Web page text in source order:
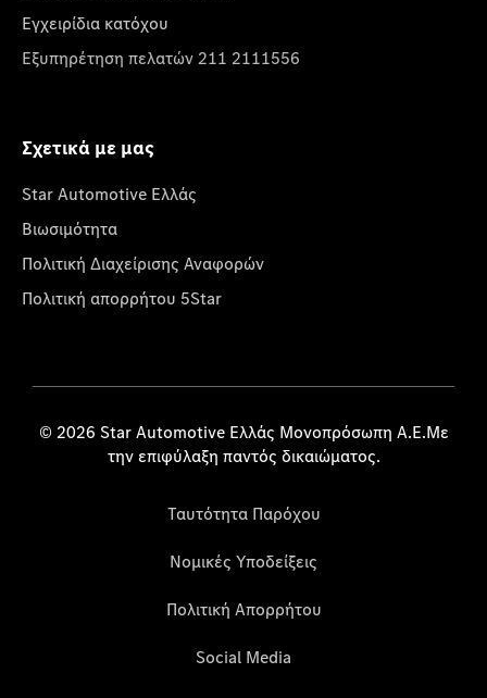
Εγχειρίδια κατόχου
Εξυπηρέτηση πελατών 211 2111556
Σχετικά με μας
Star Automotive Ελλάς
Βιωσιμότητα
Πολιτική Διαχείρισης Αναφορών
Πολιτική απορρήτου 5Star
© 2026 Star Automotive Ελλάς Μονοπρόσωπη Α.Ε.Με
την επιφύλαξη παντός δικαιώματος.
Ταυτότητα Παρόχου
Νομικές Υποδείξεις
Πολιτική Απορρήτου
Social Media